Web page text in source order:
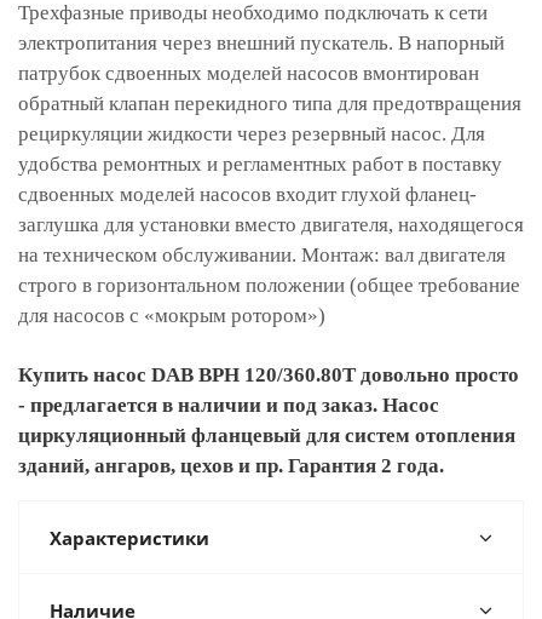
Трехфазные приводы необходимо подключать к сети
электропитания через внешний пускатель. В напорный
патрубок сдвоенных моделей насосов вмонтирован
обратный клапан перекидного типа для предотвращения
рециркуляции жидкости через резервный насос. Для
удобства ремонтных и регламентных работ в поставку
сдвоенных моделей насосов входит глухой фланец-
заглушка для установки вместо двигателя, находящегося
на техническом обслуживании. Монтаж: вал двигателя
строго в горизонтальном положении (общее требование
для насосов с «мокрым ротором»)
Купить насос DAB BPH 120/360.80T довольно просто
- предлагается в наличии и под заказ. Насос
циркуляционный фланцевый для систем отопления
зданий, ангаров, цехов и пр. Гарантия 2 года.
Характеристики
Наличие